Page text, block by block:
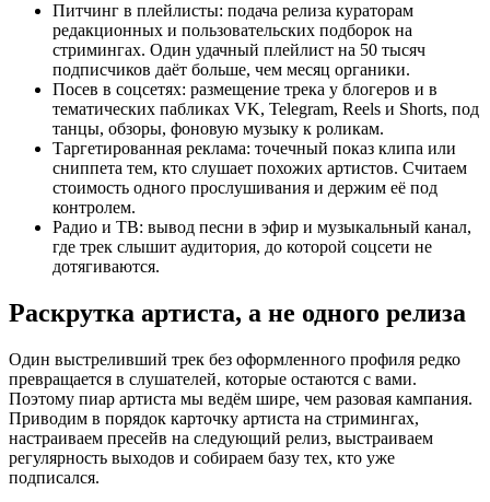
Питчинг в плейлисты: подача релиза кураторам
редакционных и пользовательских подборок на
стримингах. Один удачный плейлист на 50 тысяч
подписчиков даёт больше, чем месяц органики.
Посев в соцсетях: размещение трека у блогеров и в
тематических пабликах VK, Telegram, Reels и Shorts, под
танцы, обзоры, фоновую музыку к роликам.
Таргетированная реклама: точечный показ клипа или
сниппета тем, кто слушает похожих артистов. Считаем
стоимость одного прослушивания и держим её под
контролем.
Радио и ТВ: вывод песни в эфир и музыкальный канал,
где трек слышит аудитория, до которой соцсети не
дотягиваются.
Раскрутка артиста, а не одного релиза
Один выстреливший трек без оформленного профиля редко
превращается в слушателей, которые остаются с вами.
Поэтому пиар артиста мы ведём шире, чем разовая кампания.
Приводим в порядок карточку артиста на стримингах,
настраиваем пресейв на следующий релиз, выстраиваем
регулярность выходов и собираем базу тех, кто уже
подписался.